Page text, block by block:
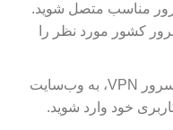
مناسب متصل شوید.
کشور مورد نظر را
: پس از اتصال به سرور VPN، به وب‌سایت
خود وارد شوید.